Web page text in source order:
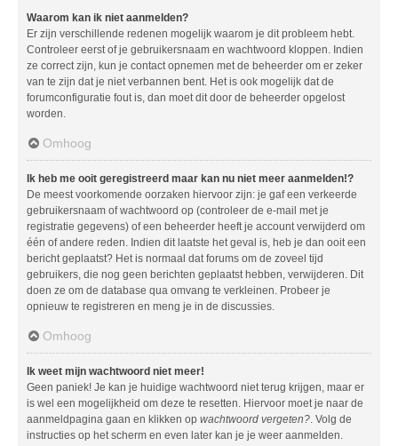
Waarom kan ik niet aanmelden?
Er zijn verschillende redenen mogelijk waarom je dit probleem hebt.
Controleer eerst of je gebruikersnaam en wachtwoord kloppen. Indien
ze correct zijn, kun je contact opnemen met de beheerder om er zeker
van te zijn dat je niet verbannen bent. Het is ook mogelijk dat de
forumconfiguratie fout is, dan moet dit door de beheerder opgelost
worden.
Omhoog
Ik heb me ooit geregistreerd maar kan nu niet meer aanmelden!?
De meest voorkomende oorzaken hiervoor zijn: je gaf een verkeerde
gebruikersnaam of wachtwoord op (controleer de e-mail met je
registratie gegevens) of een beheerder heeft je account verwijderd om
één of andere reden. Indien dit laatste het geval is, heb je dan ooit een
bericht geplaatst? Het is normaal dat forums om de zoveel tijd
gebruikers, die nog geen berichten geplaatst hebben, verwijderen. Dit
doen ze om de database qua omvang te verkleinen. Probeer je
opnieuw te registreren en meng je in de discussies.
Omhoog
Ik weet mijn wachtwoord niet meer!
Geen paniek! Je kan je huidige wachtwoord niet terug krijgen, maar er
is wel een mogelijkheid om deze te resetten. Hiervoor moet je naar de
aanmeldpagina gaan en klikken op wachtwoord vergeten?. Volg de
instructies op het scherm en even later kan je je weer aanmelden.